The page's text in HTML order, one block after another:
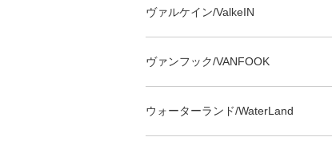
ヴァルケイン/ValkeIN
ヴァンフック/VANFOOK
ウォーターランド/WaterLand